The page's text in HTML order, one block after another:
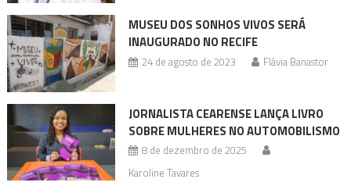
MUSEU DOS SONHOS VIVOS SERÁ
INAUGURADO NO RECIFE
24 de agosto de 2023 Flávia Banastor
JORNALISTA CEARENSE LANÇA LIVRO
SOBRE MULHERES NO AUTOMOBILISMO
8 de dezembro de 2025
Karoline Tavares